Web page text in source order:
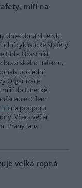
míří na
dnes dorazili jezdci
cyklistické štafety
Ride. Účastníci
brazilského Belému,
poslední
Organizace
míří do turecké
Cílem
na podporu
Včera večer
Prahy Jana
velká ropná